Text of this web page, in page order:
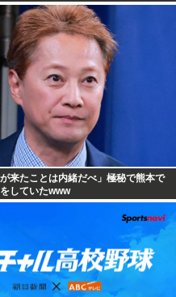
来たことは内緒だべ」極秘で熊本で
していたwww